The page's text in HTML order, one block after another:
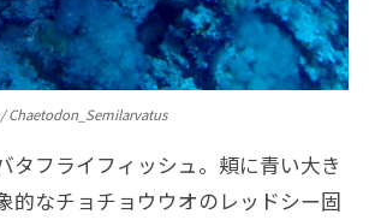
Chaetodon_Semilarvatus
タフライフィッシュ。頬に青い大き
的なチョチョウウオのレッドシー固